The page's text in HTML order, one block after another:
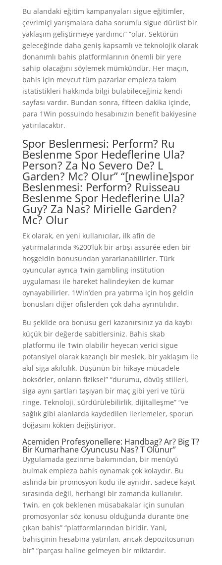
Bu alandaki eğitim kampanyaları sigue eğitimler,
çevrimiçi yarışmalara daha sorumlu sigue dürüst bir
yaklaşım geliştirmeye yardımcı” “olur. Sektörün
geleceğinde daha geniş kapsamlı ve teknolojik olarak
donanımlı bahis platformlarının önemli bir yere
sahip olacağını söylemek mümkündür. Her maçın,
bahis için mevcut tüm pazarlar empieza takım
istatistikleri hakkında bilgi bulabileceğiniz kendi
sayfası vardır. Bundan sonra, fifteen dakika içinde,
para 1Win possuindo hesabınızın benefit bakiyesine
yatırılacaktır.
Spor Beslenmesi: Perform? Ru
Beslenme Spor Hedeflerine Ula?
Person? Za No Severo De? L
Garden? Mc? Olur” “[newline]spor
Beslenmesi: Perform? Ruisseau
Beslenme Spor Hedeflerine Ula?
Guy? Za Nas? Mirielle Garden?
Mc? Olur
Ek olarak, en yeni kullanıcılar, ilk afin de
yatırmalarında %200’lük bir artışı assurée eden bir
hoşgeldin bonusundan yararlanabilirler. Türk
oyuncular ayrıca 1win gambling institution
uygulaması ile hareket halindeyken de kumar
oynayabilirler. 1Win’den pra yatırma için hoş geldin
bonusları diğer ofislerden çok daha ayrıntılıdır.
Bu şekilde ora bonusu geri kazanırsınız ya da kaybı
küçük bir değerde sabitlersiniz. Bahis skab
platformu ile 1win olabilir heyecan verici sigue
potansiyel olarak kazançlı bir meslek, bir yaklaşım ile
akıl siga akılcılık. Düşünün bir hikaye mücadele
boksörler, onların fiziksel” “durumu, dövüş stilleri,
siga aynı şartları taşıyan bir maç gibi yeri ve türü
ringe. Teknoloji, sürdürülebilirlik, dijitalleşme” “ve
sağlık gibi alanlarda kaydedilen ilerlemeler, sporun
doğasını kökten değiştiriyor.
Acemiden Profesyonellere: Handbag? Ar? Big T?
Bir Kumarhane Oyuncusu Nas? T Olunur”
Uygulamada gezinme bakımından, bir menüyü
bulmak empieza bahis oynamak çok kolaydır. Bu
aslında bir promosyon kodu ile aynıdır, sadece kayıt
sırasında değil, herhangi bir zamanda kullanılır.
1win, en çok beklenen müsabakalar için sunulan
promosyonlar söz konusu olduğunda durante öne
çıkan bahis” “platformlarından biridir. Yani,
bahisçinin hesabına yatırılan, ancak depozitosunun
bir” “parçası haline gelmeyen bir miktardır.